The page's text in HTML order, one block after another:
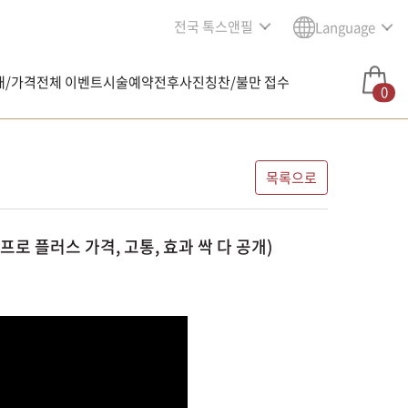
전국 톡스앤필 Language
/가격전체 이벤트시술예약전후사진칭찬/불만 접수 0
목록으로
로 플러스 가격, 고통, 효과 싹 다 공개)